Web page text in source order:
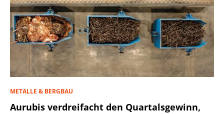
METALLE & BERGBAU
Aurubis verdreifacht den Quartalsgewinn,